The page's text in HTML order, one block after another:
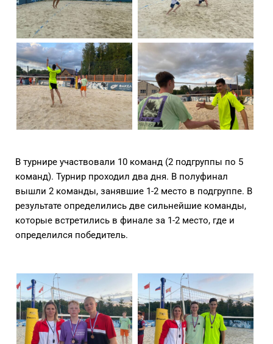
В турнире участвовали 10 команд (2 подгруппы по 5
команд). Турнир проходил два дня. В полуфинал
вышли 2 команды, занявшие 1-2 место в подгруппе. В
результате определились две сильнейшие команды,
которые встретились в финале за 1-2 место, где и
определился победитель.